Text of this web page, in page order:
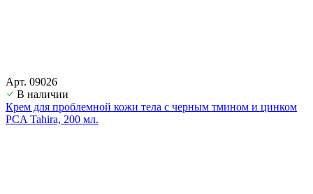
Арт. 09026
В наличии
Крем для проблемной кожи тела с черным тмином и цинком
PCA Tahira, 200 мл.